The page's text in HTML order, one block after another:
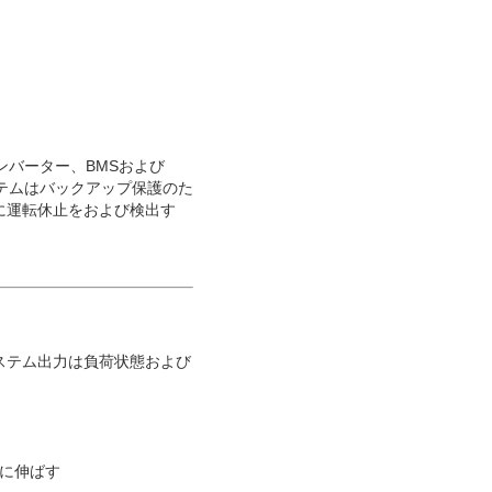
バーター、BMSおよび
ムはバックアップ保護のた
転休止をおよび検出す
ム出力は負荷状態および
伸ばす